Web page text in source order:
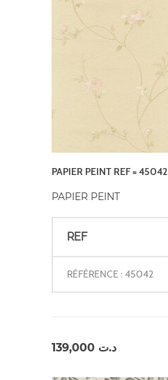
PAPIER PEINT REF = 45042
PAPIER PEINT
REF
RÉFÉRENCE : 45042
د.ت